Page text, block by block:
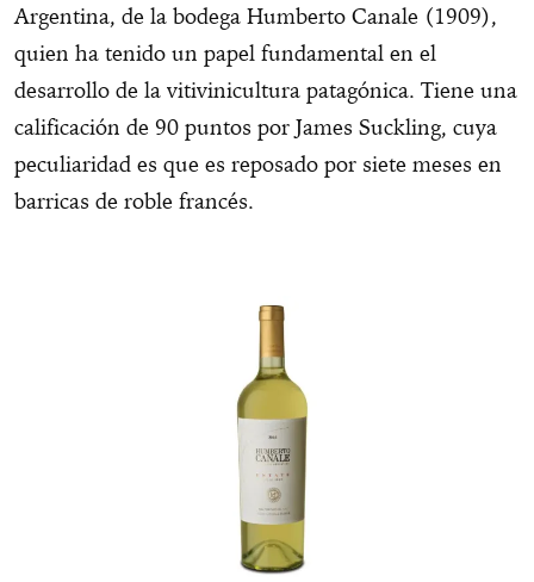
Argentina, de la bodega Humberto Canale (1909),
quien ha tenido un papel fundamental en el
desarrollo de la vitivinicultura patagónica. Tiene una
calificación de 90 puntos por James Suckling, cuya
peculiaridad es que es reposado por siete meses en
barricas de roble francés.